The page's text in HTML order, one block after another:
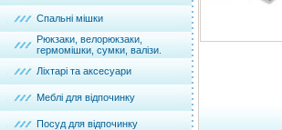
Спальні мішки
Рюкзаки, велорюкзаки,
гермомішки, сумки, валізи.
Ліхтарі та аксесуари
Меблі для відпочинку
Посуд для відпочинку